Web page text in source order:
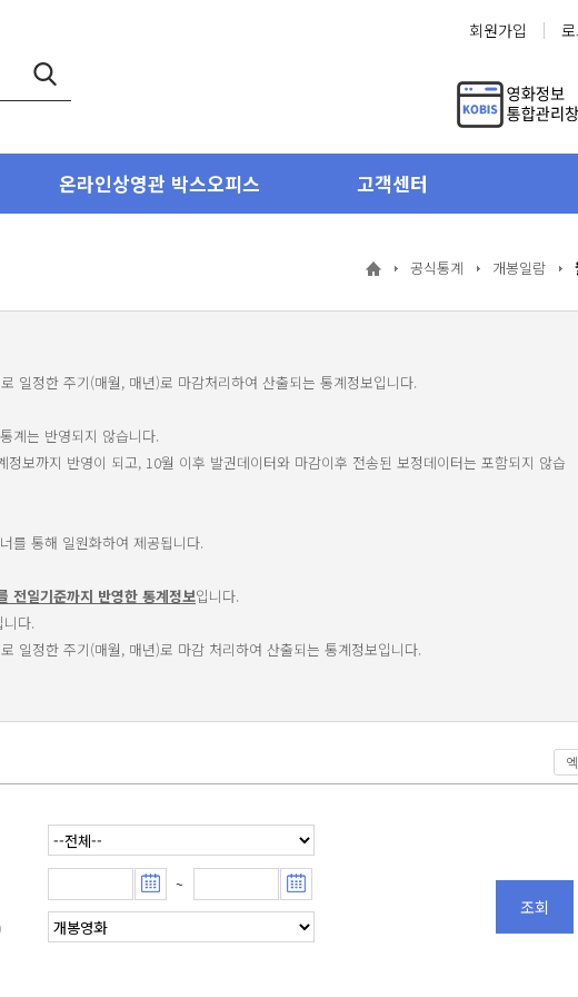
회원가입
온라인상영관 박스오피스 고객센터
공식통계 개봉일람
일정한 주기(매월, 매년)로 마감처리하여 산출되는 통계정보입니다.
계는 반영되지 않습니다.
보까지 반영이 되고, 10월 이후 발권데이터와 마감이후 전송된 보정데이터는 포함되지 않습
를 통해 일원화하여 제공됩니다.
전일기준까지 반영한 통계정보입니다.
다.
일정한 주기(매월, 매년)로 마감 처리하여 산출되는 통계정보입니다.
~
조회